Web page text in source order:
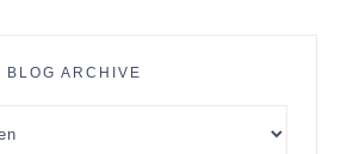
BLOG ARCHIVE